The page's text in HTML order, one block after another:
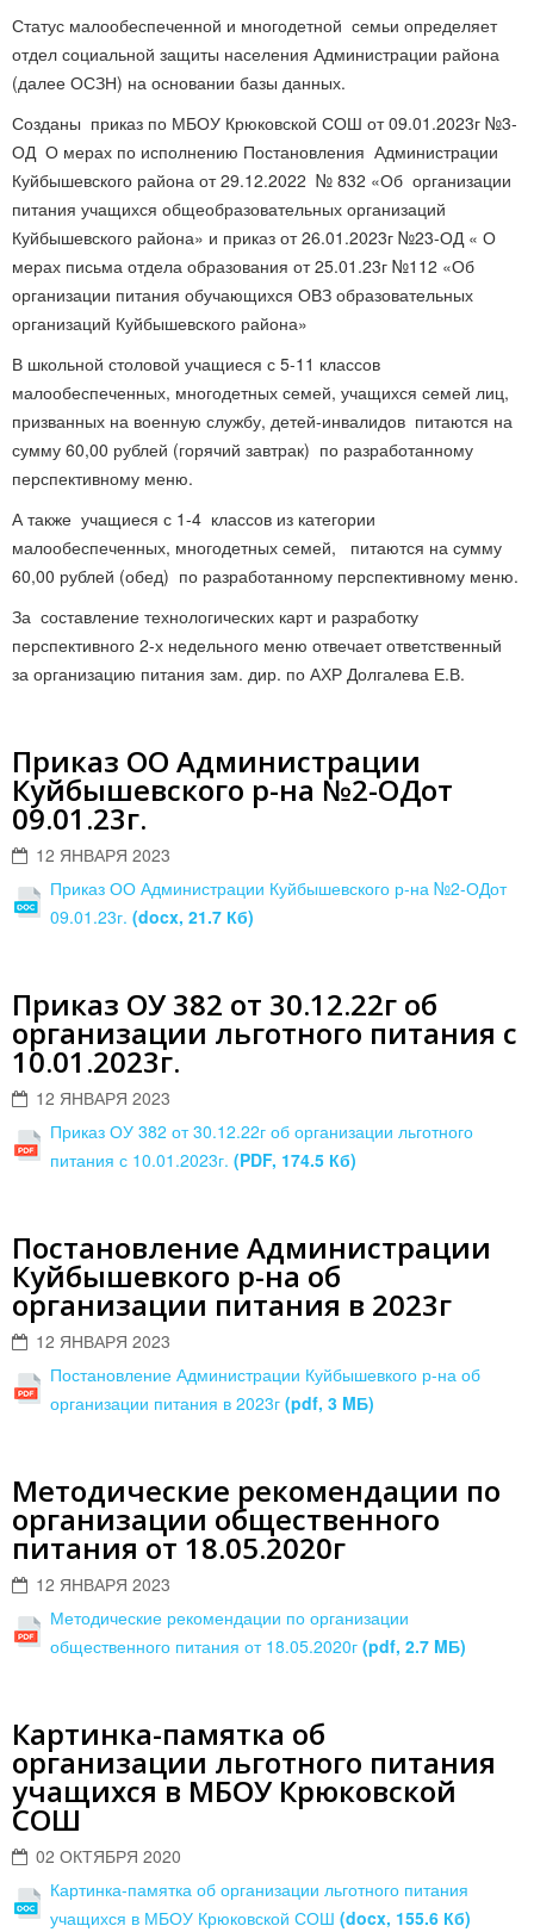
Статус малообеспеченной и многодетной семьи определяет
отдел социальной защиты населения Администрации района
(далее ОСЗН) на основании базы данных.
Созданы приказ по МБОУ Крюковской СОШ от 09.01.2023г №3-
ОД О мерах по исполнению Постановления Администрации
Куйбышевского района от 29.12.2022 № 832 «Об организации
питания учащихся общеобразовательных организаций
Куйбышевского района» и приказ от 26.01.2023г №23-ОД « О
мерах письма отдела образования от 25.01.23г №112 «Об
организации питания обучающихся ОВЗ образовательных
организаций Куйбышевского района»
В школьной столовой учащиеся с 5-11 классов
малообеспеченных, многодетных семей, учащихся семей лиц,
призванных на военную службу, детей-инвалидов питаются на
сумму 60,00 рублей (горячий завтрак) по разработанному
перспективному меню.
А также учащиеся с 1-4 классов из категории
малообеспеченных, многодетных семей, питаются на сумму
60,00 рублей (обед) по разработанному перспективному меню.
За составление технологических карт и разработку
перспективного 2-х недельного меню отвечает ответственный
за организацию питания зам. дир. по АХР Долгалева Е.В.
Приказ ОО Администрации
Куйбышевского р-на №2-ОДот
09.01.23г.
12 ЯНВАРЯ 2023
Приказ ОО Администрации Куйбышевского р-на №2-ОДот
09.01.23г. (docx, 21.7 Кб)
Приказ ОУ 382 от 30.12.22г об
организации льготного питания с
10.01.2023г.
12 ЯНВАРЯ 2023
Приказ ОУ 382 от 30.12.22г об организации льготного
питания с 10.01.2023г. (PDF, 174.5 Кб)
Постановление Администрации
Куйбышевкого р-на об
организации питания в 2023г
12 ЯНВАРЯ 2023
Постановление Администрации Куйбышевкого р-на об
организации питания в 2023г (pdf, 3 MБ)
Методические рекомендации по
организации общественного
питания от 18.05.2020г
12 ЯНВАРЯ 2023
Методические рекомендации по организации
общественного питания от 18.05.2020г (pdf, 2.7 MБ)
Картинка-памятка об
организации льготного питания
учащихся в МБОУ Крюковской
СОШ
02 ОКТЯБРЯ 2020
Картинка-памятка об организации льготного питания
учащихся в МБОУ Крюковской СОШ (docx, 155.6 Кб)